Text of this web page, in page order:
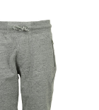
cher et Promos
YU20 Blocked
classique HH® des
tissu polaire [...]